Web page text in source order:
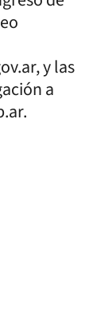
y las
a